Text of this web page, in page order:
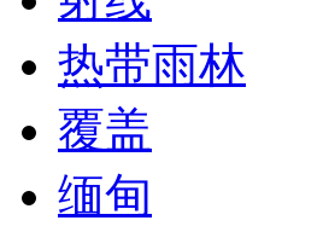
热带雨林
覆盖
缅甸